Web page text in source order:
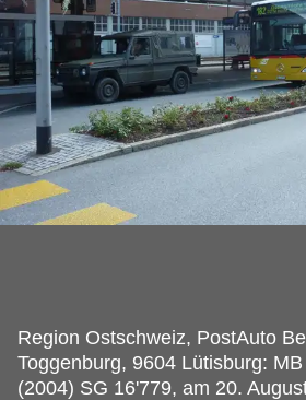
Region Ostschweiz, PostAuto
Toggenburg, 9604 Lütisburg:
(2004) SG 16'779, am 20.